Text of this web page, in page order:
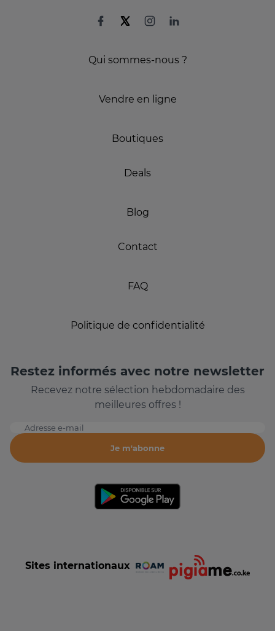
Qui sommes-nous ?
Vendre en ligne
Boutiques
Deals
Blog
Contact
FAQ
Politique de confidentialité
Restez informés avec notre newsletter
Recevez notre sélection hebdomadaire des
meilleures offres !
Adresse e-mail
Je m'abonne
Sites internationaux